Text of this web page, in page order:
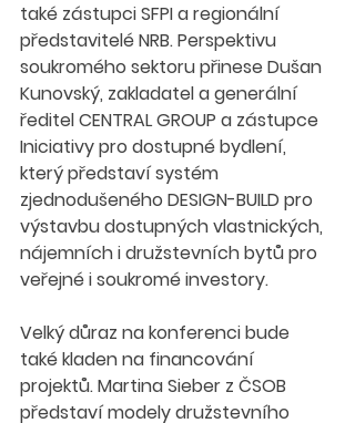
také zástupci SFPI a regionální
představitelé NRB. Perspektivu
soukromého sektoru přinese Dušan
Kunovský, zakladatel a generální
ředitel CENTRAL GROUP a zástupce
Iniciativy pro dostupné bydlení,
který představí systém
zjednodušeného DESIGN-BUILD pro
výstavbu dostupných vlastnických,
nájemních i družstevních bytů pro
veřejné i soukromé investory.
Velký důraz na konferenci bude
také kladen na financování
projektů. Martina Sieber z ČSOB
představí modely družstevního